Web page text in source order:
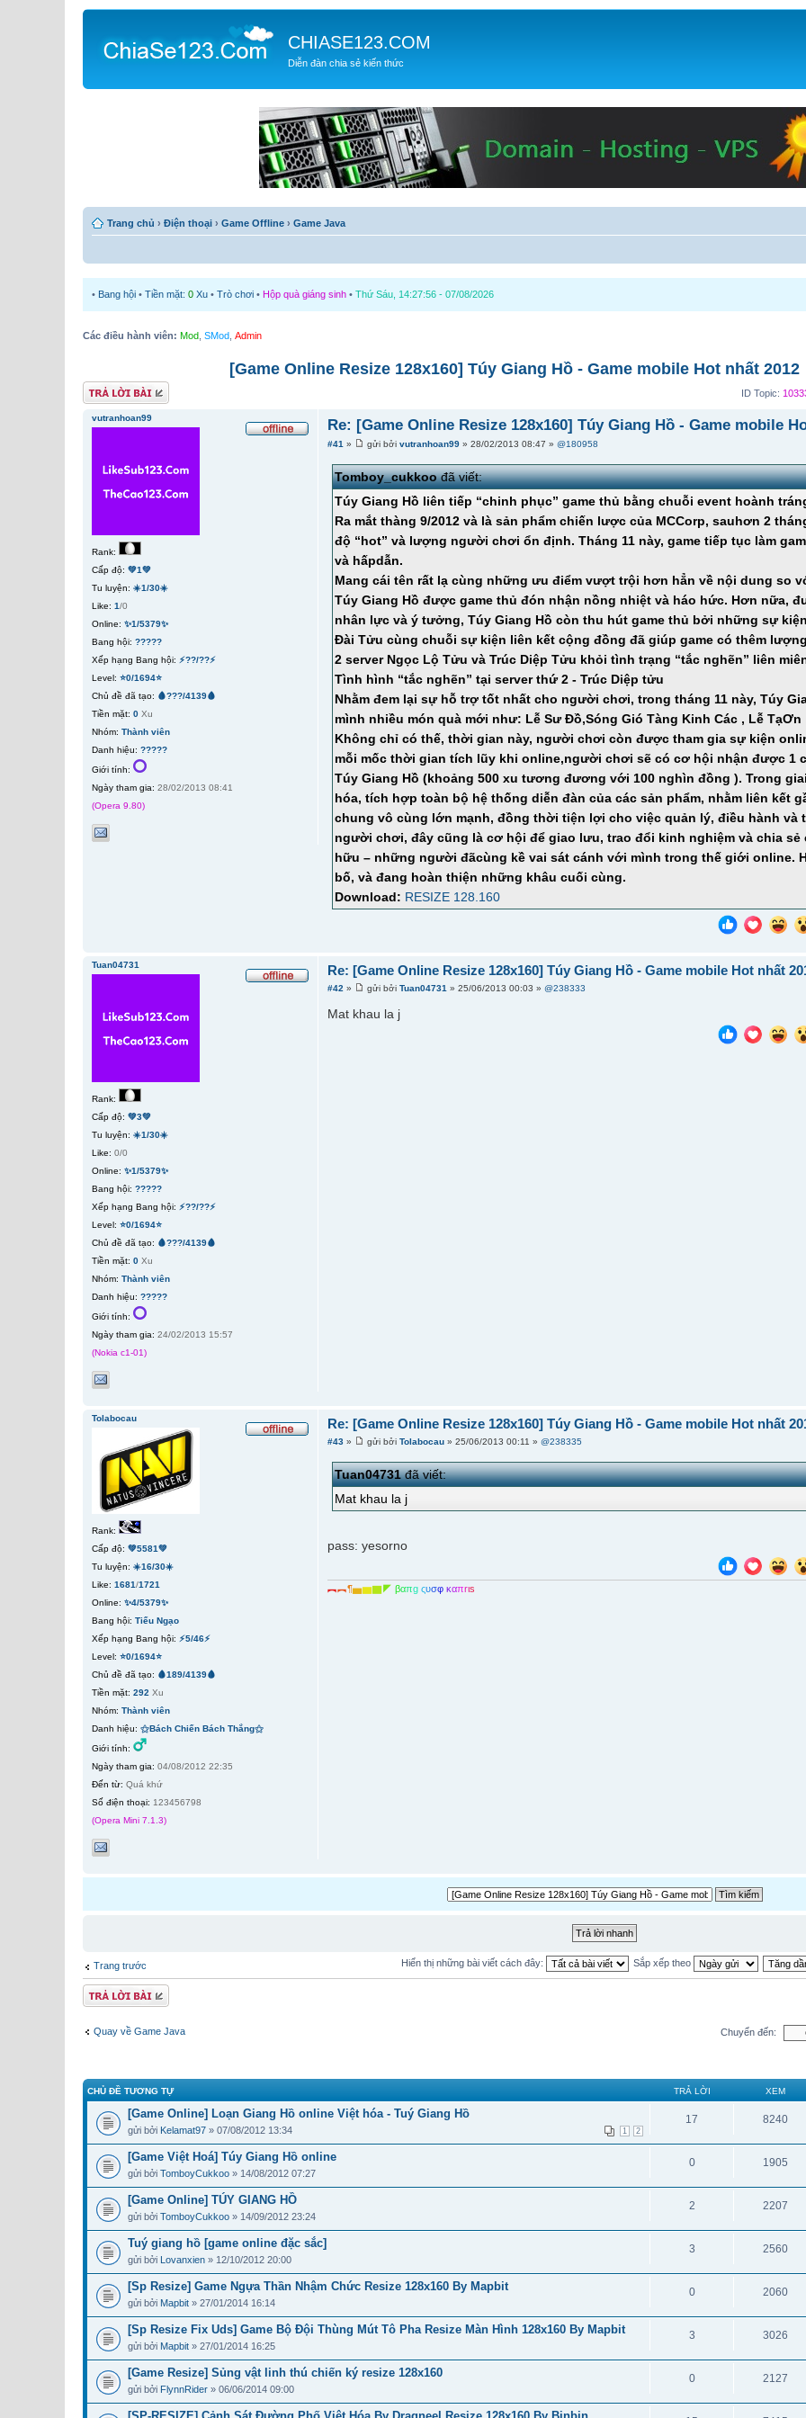
CHIASE123.COM
Diễn đàn chia sẻ kiến thức
Trang chủ › Điện thoại › Game Offline › Game Java
• Bang hội • Tiền mặt: 0 Xu • Trò chơi • Hộp quà giáng sinh • Thứ Sáu, 14:27:56 - 07/08/2026
Các điều hành viên: Mod SMod Admin
[Game Online Resize 128x160] Túy Giang Hồ - Game mobile Hot nhất 2012
Gửi bài trả lời ID Topic:
Re: [Game Online Resize 128x160] Túy Giang Hồ - Game mobile
#41 » gửi bởivutranhoan99 » 28/02/2013 08:47 »@180958
Tomboy_cukkoođã viết:
Túy Giang Hồ liên tiếp “chinh phục” game thủ bằng chuỗi event hoành
Ra mắt thàng 9/2012 và là sản phẩm chiến lược của MCCorp, sauhơn 2
độ “hot” và lượng người chơi ổn định. Tháng 11 này, game tiếp tục làm
và hấpdẫn.
Mang cái tên rất lạ cùng những ưu điểm vượt trội hơn hẳn về nội dung so
Túy Giang Hồ được game thủ đón nhận nồng nhiệt và háo hức. Hơn nữa,
nhân lực và ý tưởng, Túy Giang Hồ còn thu hút game thủ bởi những sự
Đài Tửu cùng chuỗi sự kiện liên kết cộng đồng đã giúp game có thêm
2 server Ngọc Lộ Tửu và Trúc Diệp Tửu khỏi tình trạng “tắc nghẽn” liên
Tình hình “tắc nghẽn” tại server thứ 2 - Trúc Diệp tửu
Nhằm đem lại sự hỗ trợ tốt nhất cho người chơi, trong tháng 11 này, Túy
mình nhiều món quà mới như: Lễ Sư Đồ,Sóng Gió Tàng Kinh Các , Lễ
Không chỉ có thế, thời gian này, người chơi còn được tham gia sự kiện
mỗi mốc thời gian tích lũy khi online,người chơi sẽ có cơ hội nhận được 1
Túy Giang Hồ (khoảng 500 xu tương đương với 100 nghìn đồng ). Trong
hóa, tích hợp toàn bộ hệ thống diễn đàn của các sản phẩm, nhằm liên kết
chung vô cùng lớn mạnh, đồng thời tiện lợi cho việc quản lý, điều hành và
người chơi, đây cũng là cơ hội để giao lưu, trao đổi kinh nghiệm và chia
hữu – những người đãcùng kề vai sát cánh với mình trong thế giới online.
bố, và đang hoàn thiện những khâu cuối cùng.
Download: RESIZE 128.160
vutranhoan99
Rank:
Cấp độ: 💚1💚
Tu luyện: ☀️1/30☀️
Like: 1/0
Online: ✨1/5379✨
Bang hội: ?????
Xếp hạng Bang hội: ⚡??/??⚡
Level: ⭐0/1694⭐
Chủ đề đã tạo: 🩸???/4139🩸
Tiền mặt: 0 Xu
Nhóm: Thành viên
Danh hiệu: ?????
Giới tính:
Ngày tham gia: 28/02/2013 08:41
(Opera 9.80)
Re: [Game Online Resize 128x160] Túy Giang Hồ - Game mobile Hot nhất
#42 » gửi bởiTuan04731 » 25/06/2013 00:03 »@238333
Mat khau la j
Tuan04731
Rank:
Cấp độ: 💚3💚
Tu luyện: ☀️1/30☀️
Like: 0/0
Online: ✨1/5379✨
Bang hội: ?????
Xếp hạng Bang hội: ⚡??/??⚡
Level: ⭐0/1694⭐
Chủ đề đã tạo: 🩸???/4139🩸
Tiền mặt: 0 Xu
Nhóm: Thành viên
Danh hiệu: ?????
Giới tính:
Ngày tham gia: 24/02/2013 15:57
(Nokia c1-01)
Re: [Game Online Resize 128x160] Túy Giang Hồ - Game mobile Hot nhất
#43 » gửi bởiTolabocau » 25/06/2013 00:11 »@238335
Tuan04731đã viết:
Mat khau la j
pass: yesorno
︻︻¶▅▆▇◤ βαπg ςυσφ καπrιs
Tolabocau
Rank:
Cấp độ: 💚5581💚
Tu luyện: ☀️16/30☀️
Like: 1681/1721
Online: ✨4/5379✨
Bang hội: Tiếu Ngạo
Xếp hạng Bang hội: ⚡5/46⚡
Level: ⭐0/1694⭐
Chủ đề đã tạo: 🩸189/4139🩸
Tiền mặt: 292 Xu
Nhóm: Thành viên
Danh hiệu: ⚝Bách Chiến Bách Thắng⚝
Giới tính:
Ngày tham gia: 04/08/2012 22:35
Đến từ: Quá khứ
Số điện thoại: 123456798
(Opera Mini 7.1.3)
Trang trước Hiển thị những bài viết cách đây: Sắp xếp theo
Gửi bài trả lời
Quay về Game Java Chuyển đến:
CHỦ ĐỀ TƯƠNG TỰ TRẢ LỜI XEM
[Game Online] Loạn Giang Hồ online Việt hóa - Tuý Giang Hồ
1 2
gửi bởi Kelamat97 » 07/08/2012 13:34
17 8240
[Game Việt Hoá] Túy Giang Hồ online
gửi bởi TomboyCukkoo » 14/08/2012 07:27
0 1905
[Game Online] TÚY GIANG HỒ
gửi bởi TomboyCukkoo » 14/09/2012 23:24
2 2207
Tuý giang hồ [game online đặc sắc]
gửi bởi Lovanxien » 12/10/2012 20:00
3 2560
[Sp Resize] Game Ngựa Thần Nhậm Chức Resize 128x160 By Mapbit
gửi bởi Mapbit » 27/01/2014 16:14
0 2060
[Sp Resize Fix Uds] Game Bộ Đội Thùng Mút Tô Pha Resize Màn Hình 128x160 By Mapbit
gửi bởi Mapbit » 27/01/2014 16:25
3 3026
[Game Resize] Sủng vật linh thú chiến ký resize 128x160
gửi bởi FlynnRider » 06/06/2014 09:00
0 2127